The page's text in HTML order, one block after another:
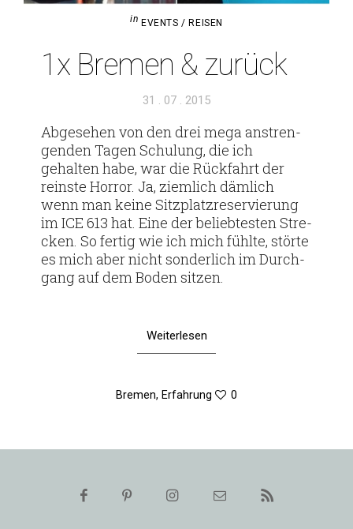
in EVENTS / REISEN
1x Bremen & zurück
Veröffentlicht
31 . 07 . 2015
Abge­sehen von den drei mega anstren­
genden Tagen Schu­lung, die ich
gehalten habe, war die Rück­fahrt der
reinste Horror. Ja, ziem­lich däm­lich
wenn man keine Sitz­platz­re­ser­vie­rung
im ICE 613 hat. Eine der belieb­testen Stre­
cken. So fertig wie ich mich fühlte, störte
es mich aber nicht son­der­lich im Durch­
gang auf dem Boden sitzen.
Weiterlesen
Bremen, Erfahrung 0